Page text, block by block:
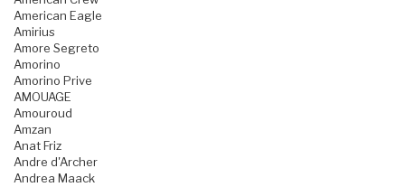
American Eagle
Amirius
Amore Segreto
Amorino
Amorino Prive
AMOUAGE
Amouroud
Amzan
Anat Friz
Andre d'Archer
Andrea Maack